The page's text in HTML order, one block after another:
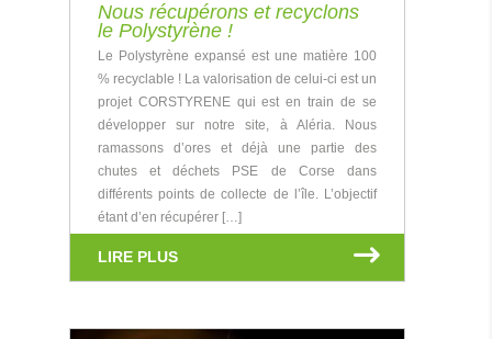
Nous récupérons et recyclons
le Polystyrène !
Le Polystyrène expansé est une matière 100
% recyclable ! La valorisation de celui-ci est un
projet CORSTYRENE qui est en train de se
développer sur notre site, à Aléria. Nous
ramassons d’ores et déjà une partie des
chutes et déchets PSE de Corse dans
différents points de collecte de l’île. L’objectif
étant d’en récupérer […]
LIRE PLUS